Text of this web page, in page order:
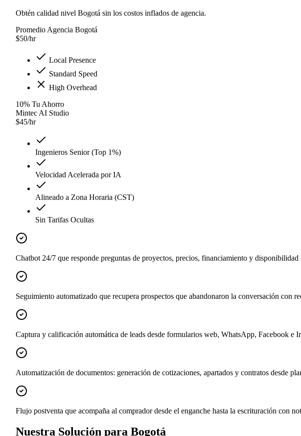
Obtén calidad nivel Bogotá sin los costos inflados de agencia.
Promedio Agencia Bogotá
$50/hr
Local Presence
Standard Speed
High Overhead
10% Tu Ahorro
Mintec AI Studio
$45/hr
Ingenieros Senior (Top 1%)
Velocidad Acelerada por IA
Alineado a Zona Horaria (CST)
Sin Tarifas Ocultas
Chatbot 24/7 que responde preguntas de proyectos, precios, financiamiento y
Seguimiento automatizado que recupera prospectos que abandonaron la conversación con
Captura y calificación automática de leads desde formularios web, WhatsApp, Facebook e
Automatización de documentos: generación de cotizaciones, apartados y contratos desde
Flujo postventa que acompaña al comprador desde el enganche hasta la escrituración con
Nuestra Solución para Bogotá